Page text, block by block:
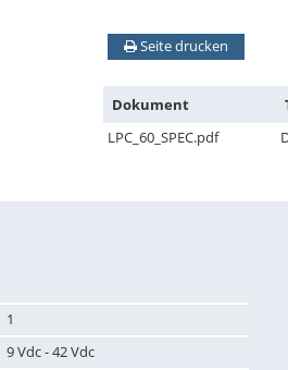
Seite drucken
Dokument
LPC_60_SPEC.pdf
1
9 Vdc - 42 Vdc